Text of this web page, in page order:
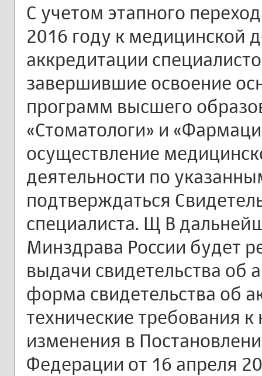
С учетом этапного
2016 году к медицинской
аккредитации
завершившие освоение
программ высшего
«Стоматологи» и
осуществление
деятельности по
подтверждаться
специалиста. Щ В
Минздрава России будет
выдачи свидетельства об
форма свидетельства об
технические требования
изменения в
Федерации от 16 апреля